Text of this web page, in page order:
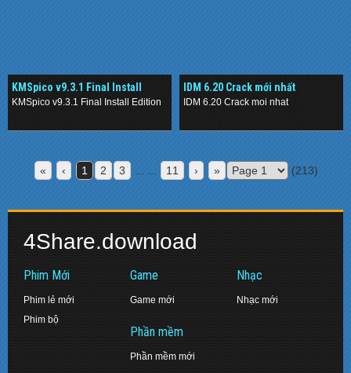
KMSpico v9.3.1 Final Install
Edition
KMSpico v9.3.1 Final Install Edition
IDM 6.20 Crack mới nhất
IDM 6.20 Crack moi nhat
« ‹ 1 2 3 11 › » (213)
4Share.download
Phim Mới
Phim lẻ mới
Phim bộ
Game
Game mới
Phần mềm
Phần mềm mới
Nhạc
Nhạc mới